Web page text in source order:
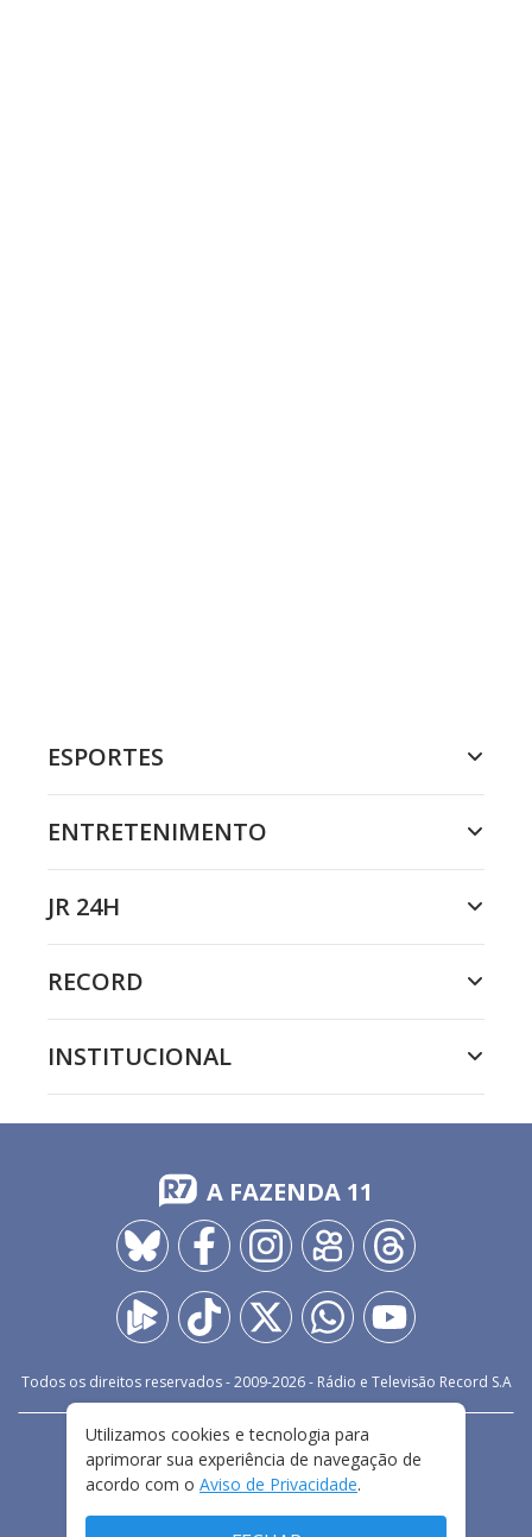
ESPORTES
ENTRETENIMENTO
JR 24H
RECORD
INSTITUCIONAL
A FAZENDA 11
Todos os direitos reservados - 2009-2026- Rádio e Televisão Record S.A
FALE CONOSCO
PRIVACIDADE
TERMOS E CONDIÇÕES DE USO
Utilizamos cookies e tecnologia para
aprimorar sua experiência de navegação de
acordo com o Aviso de Privacidade.